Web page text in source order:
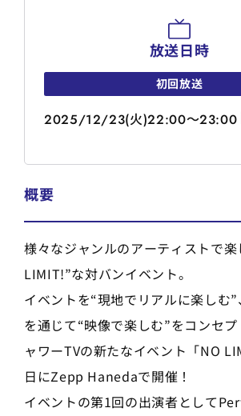
放送日時
初回放送
2025/12/23(火)22:00～23:00
概要
様々なジャンルのアーティストで楽
LIMIT!”な対バンイベント。
イベントを“現地でリアルに楽しむ
を通じて“映像で楽しむ”をコンセ
ャワーTVの新たなイベント「NO
日にZepp Hanedaで開催！
イベントの第1回の出演者として